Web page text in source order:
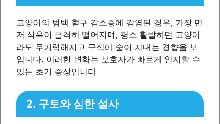
고양이의 범백 혈구 감소증에 감염된 경우, 가장 먼
저 식욕이 급격히 떨어지며, 평소 활발하던 고양이
라도 무기력해지고 구석에 숨어 지내는 경향을 보
입니다. 이러한 변화는 보호자가 빠르게 인지할 수
있는 초기 증상입니다.
2. 구토와 심한 설사